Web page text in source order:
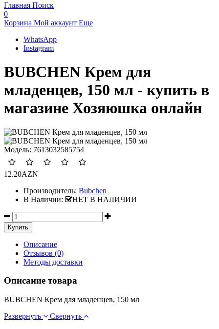
Главная Поиск
0
Корзина Мой аккаунт Еще
WhatsApp
Instagram
BUBCHEN Крем для
младенцев, 150 мл - купить в
магазине Хозяюшка онлайн
Модель: 7613032585754
12.20AZN
Производитель: Bubchen
В Наличии:
НЕТ В НАЛИЧИИ
Описание
Отзывов (0)
Методы доставки
Описание товара
BUBCHEN Крем для младенцев, 150 мл
Развернуть
Свернуть